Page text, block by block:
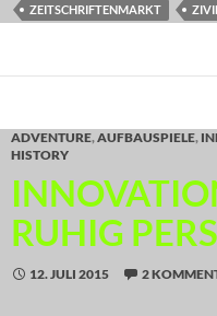
ZEITSCHRIFTENMARKT
ADVENTURE,AUFBAUSPIELE,
HISTORY
RUHIG
12. JULI 2015 2